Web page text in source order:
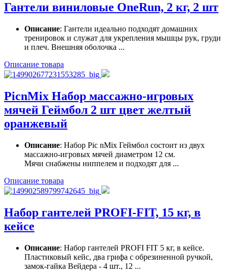
Гантели виниловые OneRun, 2 кг, 2 шт
Описание: Гантели идеально подходят домашних
тренировок и служат для укрепления мышцы рук, груди
и плеч. Внешняя оболочка ...
Описание товара
PicnMix Набор массажно-игровых
мячей Геймбол 2 шт цвет желтый
оранжевый
Описание: Набор Pic nMix Геймбол состоит из двух
массажно-игровых мячей диаметром 12 см.
Мячи снабжены ниппелем и подходят для ...
Описание товара
Набор гантелей PROFI-FIT, 15 кг, в
кейсе
Описание: Набор гантелей PROFI FIT 5 кг, в кейсе.
Пластиковый кейс, два грифа с обрезиненной ручкой,
замок-гайка Вейдера - 4 шт., 12 ...